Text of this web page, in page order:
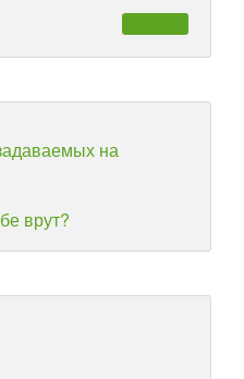
на
врут?